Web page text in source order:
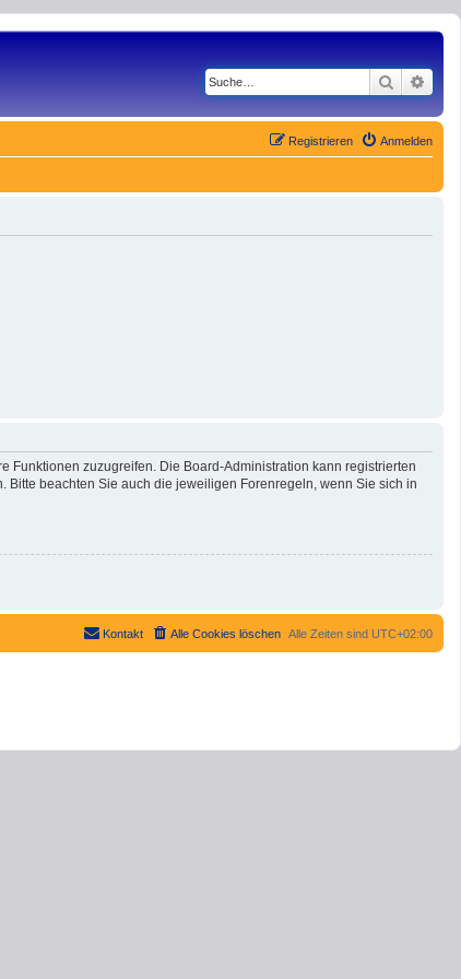
Suche
Anmelden
Registrieren
Funktionen zuzugreifen. Die Board-Administration kann registrierten
beachten Sie auch die jeweiligen Forenregeln, wenn Sie sich in
Alle Zeiten sind UTC+02:00
Alle Cookies löschen
Kontakt